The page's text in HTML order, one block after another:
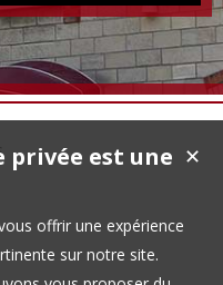
✕
privée est une
offrir une expérience
sur notre site.